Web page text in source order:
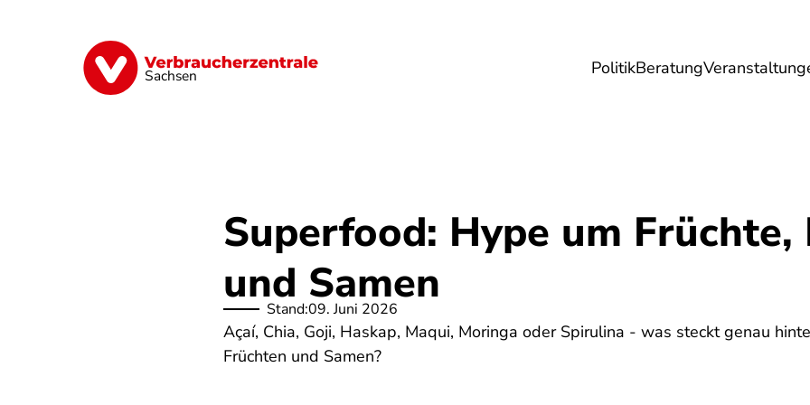
Sachsen PolitikBeratung
Vorsorge Verträge Geld & Versicherungen Digitales Energie &
Superfood: Hype um
und Samen
Stand:09. Juni 2026
Açaí, Chia, Goji, Haskap, Maqui, Moringa oder Spirulina - was steckt genau
Früchten und Samen?